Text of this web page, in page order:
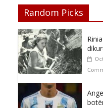
Random Picks